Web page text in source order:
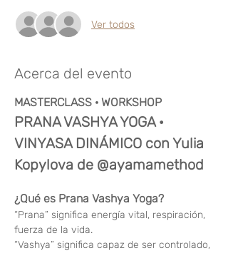
Ver todos
Acerca del evento
MASTERCLASS · WORKSHOP
PRANA VASHYA YOGA ·
VINYASA DINÁMICO con Yulia
Kopylova de @ayamamethod
¿Qué es Prana Vashya Yoga?
“Prana” significa energía vital, respiración,
fuerza de la vida.
“Vashya” significa capaz de ser controlado,